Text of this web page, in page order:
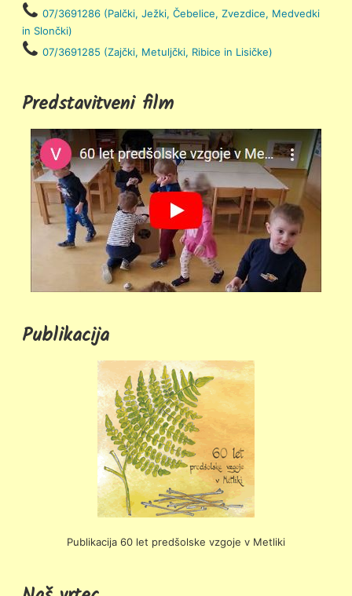
07/3691286 (Palčki, Ježki, Čebelice, Zvezdice, Medvedki
in Slončki)
07/3691285 (Zajčki, Metuljčki, Ribice in Lisičke)
Predstavitveni film
Publikacija
Publikacija 60 let predšolske vzgoje v Metliki